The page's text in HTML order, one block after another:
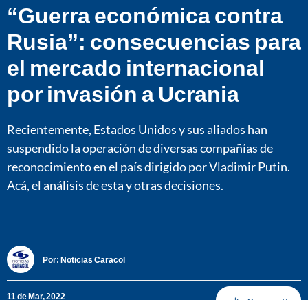
“Guerra económica contra
Rusia”: consecuencias para
el mercado internacional
por invasión a Ucrania
Recientemente, Estados Unidos y sus aliados han
suspendido la operación de diversas compañías de
reconocimiento en el país dirigido por Vladimir Putin.
Acá, el análisis de esta y otras decisiones.
Por: Noticias Caracol
11 de Mar, 2022